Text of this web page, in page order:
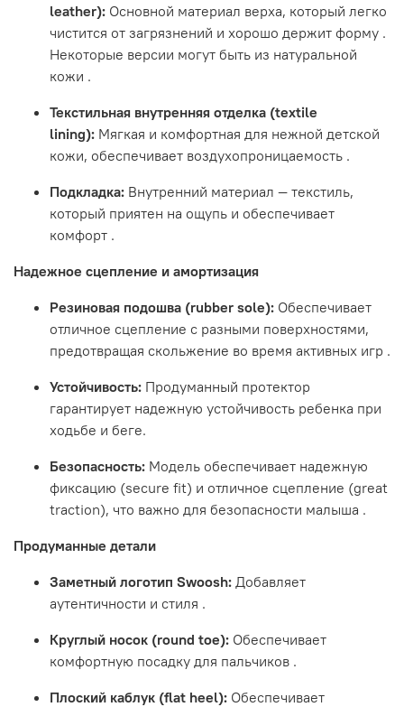
leather): Основной материал верха, который легко
чистится от загрязнений и хорошо держит форму .
Некоторые версии могут быть из натуральной
кожи .
Текстильная внутренняя отделка (textile
lining): Мягкая и комфортная для нежной детской
кожи, обеспечивает воздухопроницаемость .
Подкладка: Внутренний материал — текстиль,
который приятен на ощупь и обеспечивает
комфорт .
Надежное сцепление и амортизация
Резиновая подошва (rubber sole): Обеспечивает
отличное сцепление с разными поверхностями,
предотвращая скольжение во время активных игр .
Устойчивость: Продуманный протектор
гарантирует надежную устойчивость ребенка при
ходьбе и беге.
Безопасность: Модель обеспечивает надежную
фиксацию (secure fit) и отличное сцепление (great
traction), что важно для безопасности малыша .
Продуманные детали
Заметный логотип Swoosh: Добавляет
аутентичности и стиля .
Круглый носок (round toe): Обеспечивает
комфортную посадку для пальчиков .
Плоский каблук (flat heel): Обеспечивает